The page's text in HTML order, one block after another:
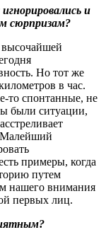
и
сюрпризам?
высочайшей
Но тот же
в час.
то спонтанные, не
были ситуации,
Малейший
примеры, когда
путем
нашего внимания
первых лиц.